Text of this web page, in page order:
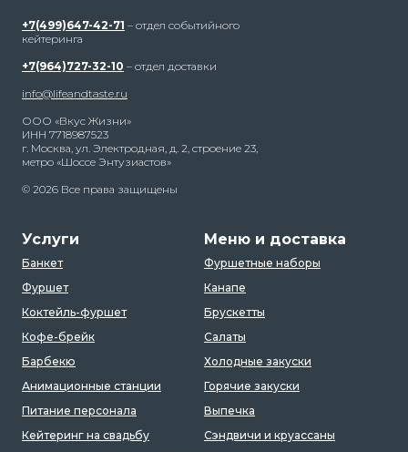
+7(499)647-42-71 – отдел событийного
кейтеринга
+7(964)727-32-10 – отдел доставки
info@lifeandtaste.ru
ООО «Вкус Жизни»
ИНН 7718987523
г. Москва, ул. Электродная, д. 2, строение 23,
метро «Шоссе Энтузиастов»
© 2026 Все права защищены
Услуги
Банкет
Фуршет
Коктейль-фуршет
Кофе-брейк
Барбекю
Анимационные станции
Питание персонала
Кейтеринг на свадьбу
Меню и доставка
Фуршетные наборы
Канапе
Брускетты
Салаты
Холодные закуски
Горячие закуски
Выпечка
Сэндвичи и круассаны